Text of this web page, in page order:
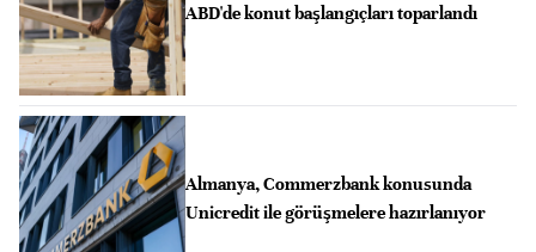
ABD'de konut başlangıçları toparlandı
Almanya, Commerzbank konusunda
Unicredit ile görüşmelere hazırlanıyor